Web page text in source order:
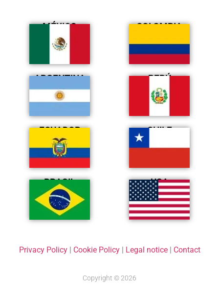
MÉXICO COLOMBIA
ARGENTINA PERÚ
ECUADOR CHILE
BRASIL USA
Privacy Policy| Cookie Policy| Legal notice| Contact
Copyright © 2026